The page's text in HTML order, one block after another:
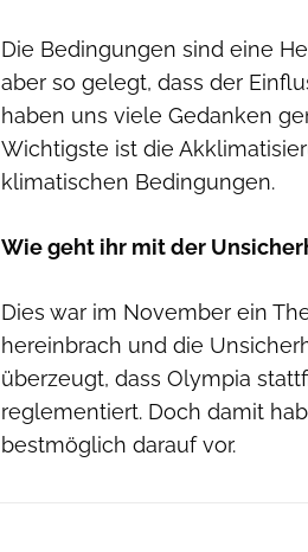
Die Bedingungen sind eine
aber so gelegt, dass der
haben uns viele Gedanken
Wichtigste ist die
klimatischen Bedingungen.
Wie geht ihr mit der
Dies war im November ein
hereinbrach und die
überzeugt, dass Olympia
reglementiert. Doch damit
bestmöglich darauf vor.